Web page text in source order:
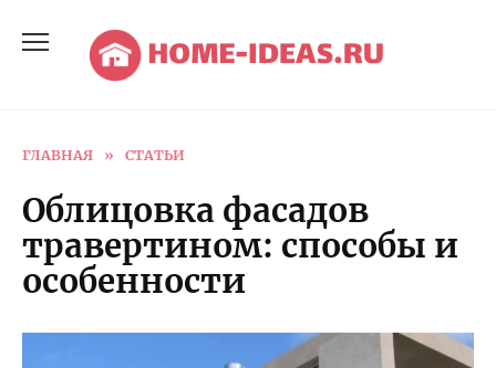
содержанию
ГЛАВНАЯ » СТАТЬИ
Облицовка фасадов
травертином: способы и
особенности